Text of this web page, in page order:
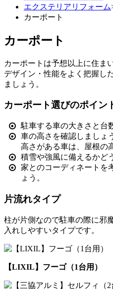
エクステリアリフォーム
カーポート
カーポート
カーポートは予想以上に住ま
デザイン・性能をよく把握し
ましょう。
カーポート選びのポイン
駐車する車の大きさと台
車の高さを確認しましょ
高さがある車は、屋根の
積雪や強風に備えるかど
家とのコーディネートを
ょう。
片流れタイプ
柱が片側なので駐車の際に邪
入れしやすいタイプです。
【LIXIL】フーゴ（1台用）